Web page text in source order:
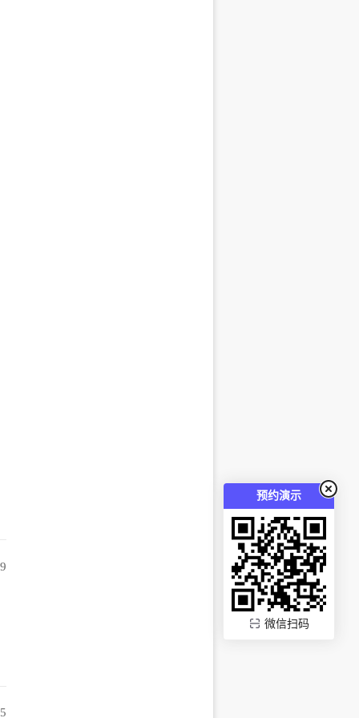
预约演示
微信扫码